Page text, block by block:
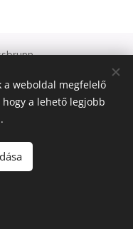
a weboldal megfelelő
a lehető legjobb